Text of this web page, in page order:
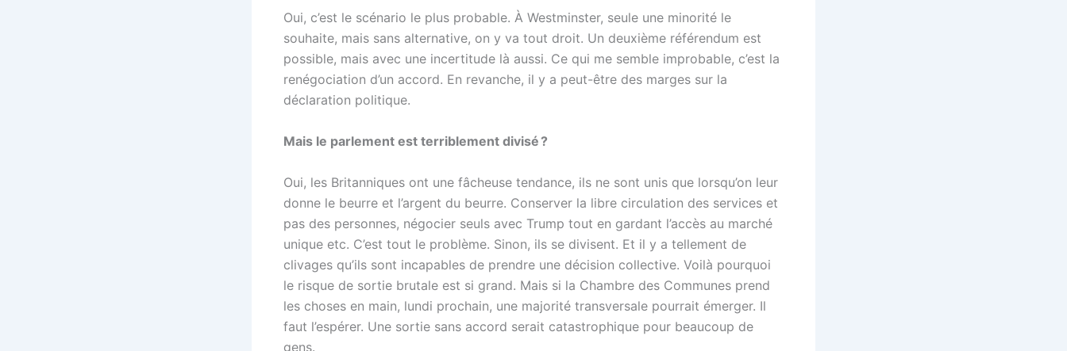
Oui, c’est le scénario le plus probable. À Westminster, seule une minorité le
souhaite, mais sans alternative, on y va tout droit. Un deuxième référendum est
possible, mais avec une incertitude là aussi. Ce qui me semble improbable, c’est la
renégociation d’un accord. En revanche, il y a peut-être des marges sur la
déclaration politique.
Mais le parlement est terriblement divisé ?
Oui, les Britanniques ont une fâcheuse tendance, ils ne sont unis que lorsqu’on leur
donne le beurre et l’argent du beurre. Conserver la libre circulation des services et
pas des personnes, négocier seuls avec Trump tout en gardant l’accès au marché
unique etc. C’est tout le problème. Sinon, ils se divisent. Et il y a tellement de
clivages qu’ils sont incapables de prendre une décision collective. Voilà pourquoi
le risque de sortie brutale est si grand. Mais si la Chambre des Communes prend
les choses en main, lundi prochain, une majorité transversale pourrait émerger. Il
faut l’espérer. Une sortie sans accord serait catastrophique pour beaucoup de
gens.